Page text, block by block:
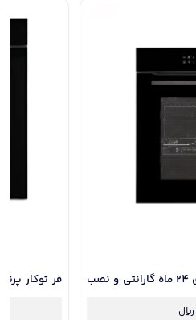
فر توکار پرنیان مدل PO 112 دارای 24 ماه گارانتی و نصب
ریال